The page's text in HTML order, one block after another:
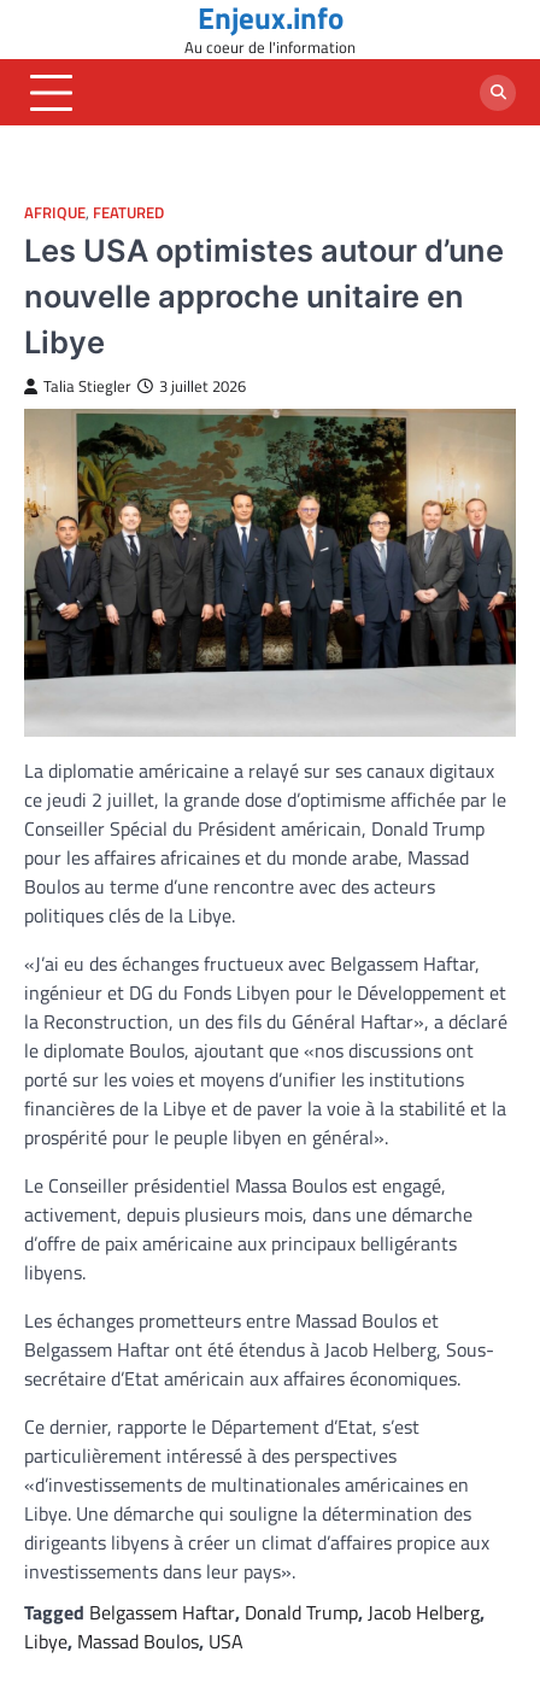
content
Enjeux.info
Au coeur de l'information
AFRIQUE, FEATURED
Les USA optimistes autour d’une
nouvelle approche unitaire en
Libye
Talia Stiegler 3 juillet 2026
La diplomatie américaine a relayé sur ses canaux digitaux
ce jeudi 2 juillet, la grande dose d’optimisme affichée par le
Conseiller Spécial du Président américain, Donald Trump
pour les affaires africaines et du monde arabe, Massad
Boulos au terme d’une rencontre avec des acteurs
politiques clés de la Libye.
«J’ai eu des échanges fructueux avec Belgassem Haftar,
ingénieur et DG du Fonds Libyen pour le Développement et
la Reconstruction, un des fils du Général Haftar», a déclaré
le diplomate Boulos, ajoutant que «nos discussions ont
porté sur les voies et moyens d’unifier les institutions
financières de la Libye et de paver la voie à la stabilité et la
prospérité pour le peuple libyen en général».
Le Conseiller présidentiel Massa Boulos est engagé,
activement, depuis plusieurs mois, dans une démarche
d’offre de paix américaine aux principaux belligérants
libyens.
Les échanges prometteurs entre Massad Boulos et
Belgassem Haftar ont été étendus à Jacob Helberg, Sous-
secrétaire d’Etat américain aux affaires économiques.
Ce dernier, rapporte le Département d’Etat, s’est
particulièrement intéressé à des perspectives
«d’investissements de multinationales américaines en
Libye. Une démarche qui souligne la détermination des
dirigeants libyens à créer un climat d’affaires propice aux
investissements dans leur pays».
Tagged Belgassem Haftar, Donald Trump, Jacob Helberg,
Libye, Massad Boulos, USA